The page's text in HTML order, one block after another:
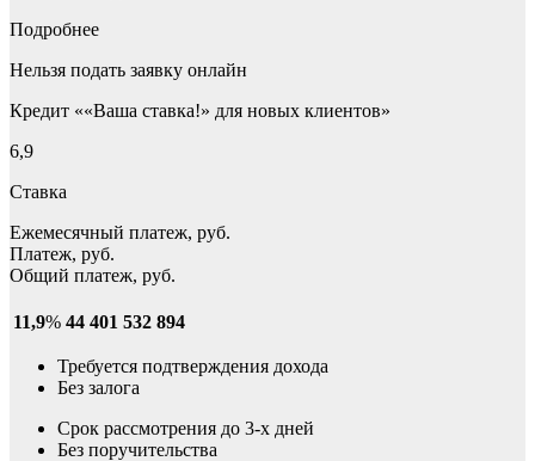
Подробнее
Нельзя подать заявку онлайн
Кредит ««Ваша ставка!» для новых клиентов»
6,9
Ставка
Ежемесячный платеж, руб.
Платеж, руб.
Общий платеж, руб.
11,9% 44 401 532 894
Требуется подтверждения дохода
Без залога
Срок рассмотрения до 3-х дней
Без поручительства